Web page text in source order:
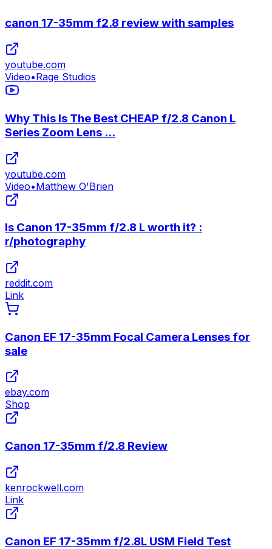
canon 17-35mm f2.8 review with samples
youtube.com
Video•Rage Studios
Why This Is The Best CHEAP f/2.8 Canon L
Series Zoom Lens ...
youtube.com
Video•Matthew O'Brien
Is Canon 17-35mm f/2.8 L worth it? :
r/photography
reddit.com
Link
Canon EF 17-35mm Focal Camera Lenses for
sale
ebay.com
Shop
Canon 17-35mm f/2.8 Review
kenrockwell.com
Link
Canon EF 17-35mm f/2.8L USM Field Test